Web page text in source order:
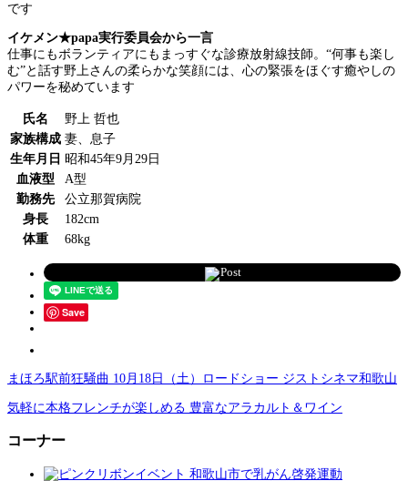
です
イケメン★papa実行委員会から一言
仕事にもボランティアにもまっすぐな診療放射線技師。“何事も楽し
む”と話す野上さんの柔らかな笑顔には、心の緊張をほぐす癒やしの
パワーを秘めています
氏名
野上 哲也
家族構成 妻、息子
生年月日 昭和45年9月29日
血液型
A型
勤務先
公立那賀病院
身長
182cm
体重
68kg
Post
Save
まほろ駅前狂騒曲 10月18日（土）ロードショー ジストシネマ和歌山
気軽に本格フレンチが楽しめる 豊富なアラカルト＆ワイン
コーナー